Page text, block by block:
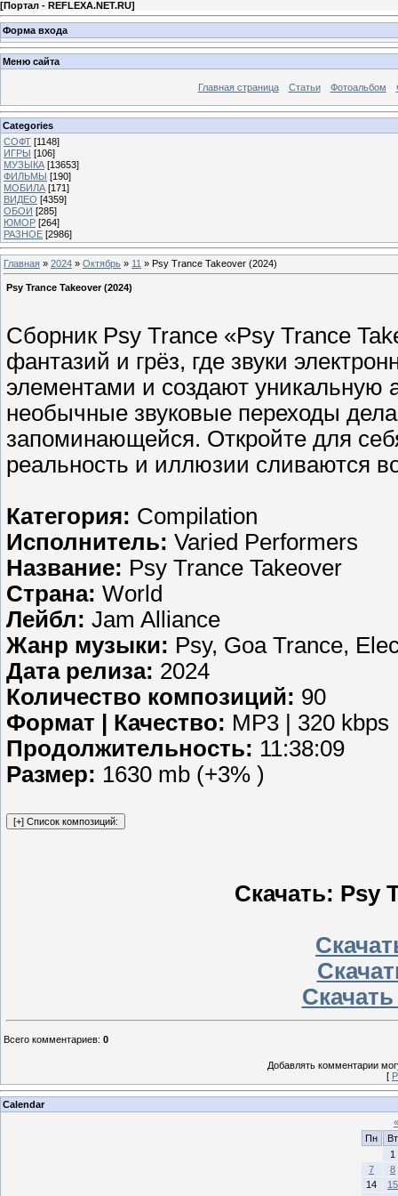
[Портал - REFLEXA.NET.RU]
Форма входа
Меню сайта
Главная страница Статьи Фотоальбом
Categories
СОФТ [1148]
ИГРЫ [106]
МУЗЫКА [13653]
ФИЛЬМЫ [190]
МОБИЛА [171]
ВИДЕО [4359]
ОБОИ [285]
ЮМОР [264]
РАЗНОЕ [2986]
Главная » 2024 » Октябрь » 11 » Psy Trance Takeover (2024)
Psy Trance Takeover (2024)
Сборник Psy Trance «Psy Trance
фантазий и грёз, где звуки
элементами и создают уникальную
необычные звуковые переходы
запоминающейся. Откройте для
реальность и иллюзии сливаются
Категория: Compilation
Исполнитель: Varied Performers
Название: Psy Trance Takeover
Страна: World
Лейбл: Jam Alliance
Жанр музыки: Psy, Goa Trance,
Дата релиза: 2024
Количество композиций: 90
Формат | Качество: MP3 | 320 kbps
Продолжительность: 11:38:09
Размер: 1630 mb (+3% )
Скачать: Psy
Всего комментариев: 0
Добавлять комментарии
[
Calendar
«
Пн
Вт
1
7
8
14
15